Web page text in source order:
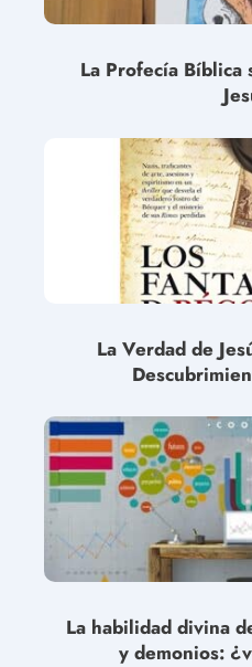
La Profecía Bíblica
La Verdad de
La habilidad divina
y demonios: